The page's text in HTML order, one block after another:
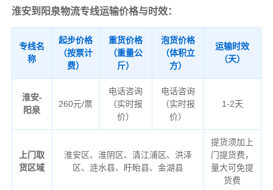
淮安到阳泉物流专线运输价格与时效：
专线名
称
起步价格
（按票计
费）
重货价格
（重量公
斤）
泡货价格
（体积立
方）
运输时效
（天）
淮安-
阳泉
260元/票
电话咨询
（实时报
价）
电话咨询
（实时报
价）
1-2天
上门取
货区域
淮安区、淮阴区、清江浦区、洪泽
区、涟水县、盱眙县、金湖县
提货须加上
门提货费，
量大可免提
货费